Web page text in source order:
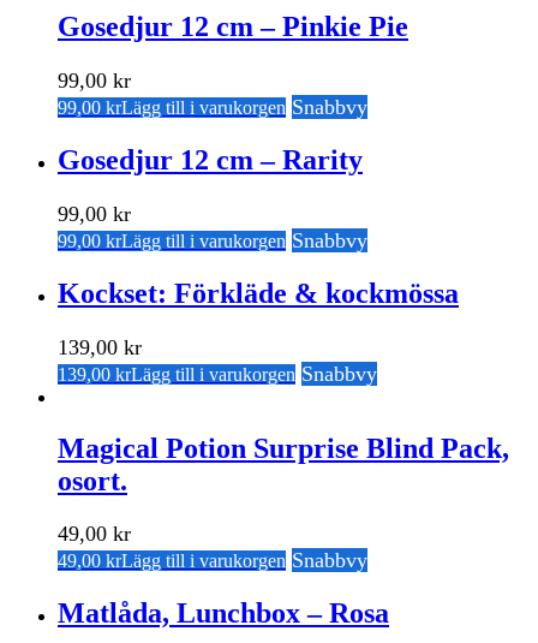
Gosedjur 12 cm – Pinkie Pie
99,00 kr
99,00 krLägg till i varukorgen Snabbvy
Gosedjur 12 cm – Rarity
99,00 kr
99,00 krLägg till i varukorgen Snabbvy
Kockset: Förkläde & kockmössa
139,00 kr
139,00 krLägg till i varukorgen Snabbvy
Magical Potion Surprise Blind Pack,
osort.
49,00 kr
49,00 krLägg till i varukorgen Snabbvy
Matlåda, Lunchbox – Rosa